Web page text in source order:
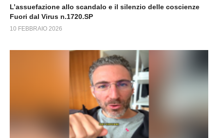
L’assuefazione allo scandalo e il silenzio delle coscienze
Fuori dal Virus n.1720.SP
10 FEBBRAIO 2026